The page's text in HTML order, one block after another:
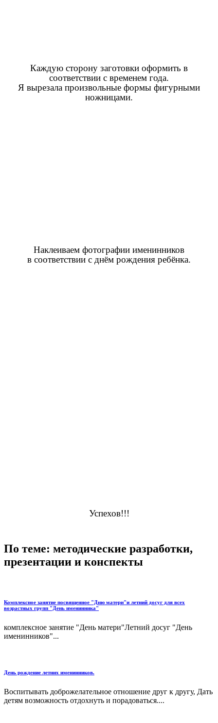
Каждую сторону заготовки оформить в
соответствии с временем года.
Я вырезала произвольные формы фигурными
ножницами.
Наклеиваем фотографии именинников
в соответствии с днём рождения ребёнка.
Успехов!!!
По теме: методические разработки,
презентации и конспекты
Комплексное занятие посвященное "Дню матери"и летний досуг для всех
возрастных групп "День именинника"
комплексное занятие "День матери"Летний досуг "День
именинников"...
День рождение летних именинников.
Воспитывать доброжелательное отношение друг к другу, Дать
детям возможность отдохнуть и порадоваться....